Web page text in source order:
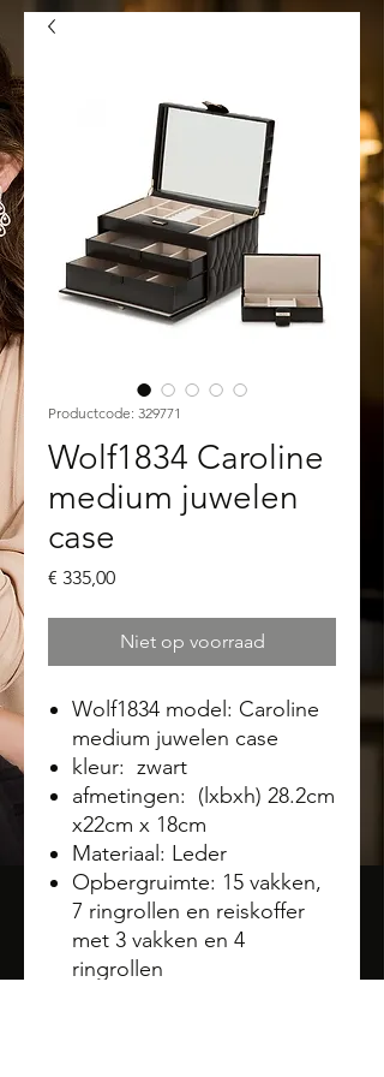
Productcode: 329771
Wolf1834 Caroline
medium juwelen
case
€ 335,00Prijs
Niet op voorraad
Wolf1834 model: Caroline
medium juwelen case
kleur: zwart
afmetingen: (lxbxh) 28.2cm
x22cm x 18cm
Materiaal: Leder
Opbergruimte: 15 vakken,
7 ringrollen en reiskoffer
met 3 vakken en 4
ringrollen